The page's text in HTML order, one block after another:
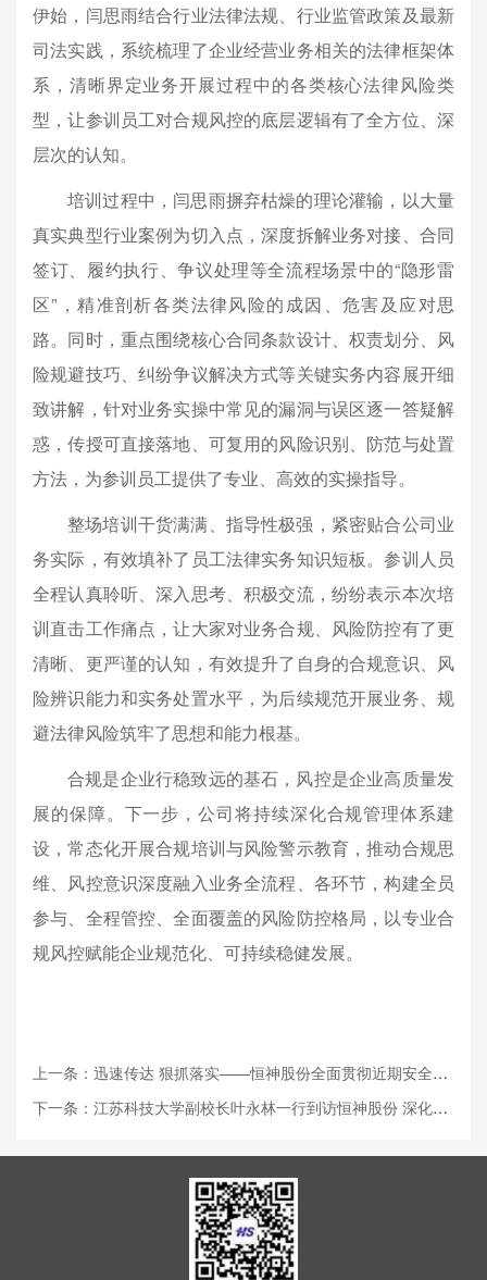
伊始，闫思雨结合行业法律法规、行业监管政策及最新
司法实践，系统梳理了企业经营业务相关的法律框架体
系，清晰界定业务开展过程中的各类核心法律风险类
型，让参训员工对合规风控的底层逻辑有了全方位、深
层次的认知。
培训过程中，闫思雨摒弃枯燥的理论灌输，以大量
真实典型行业案例为切入点，深度拆解业务对接、合同
签订、履约执行、争议处理等全流程场景中的“隐形雷
区”，精准剖析各类法律风险的成因、危害及应对思
路。同时，重点围绕核心合同条款设计、权责划分、风
险规避技巧、纠纷争议解决方式等关键实务内容展开细
致讲解，针对业务实操中常见的漏洞与误区逐一答疑解
惑，传授可直接落地、可复用的风险识别、防范与处置
方法，为参训员工提供了专业、高效的实操指导。
整场培训干货满满、指导性极强，紧密贴合公司业
务实际，有效填补了员工法律实务知识短板。参训人员
全程认真聆听、深入思考、积极交流，纷纷表示本次培
训直击工作痛点，让大家对业务合规、风险防控有了更
清晰、更严谨的认知，有效提升了自身的合规意识、风
险辨识能力和实务处置水平，为后续规范开展业务、规
避法律风险筑牢了思想和能力根基。
合规是企业行稳致远的基石，风控是企业高质量发
展的保障。下一步，公司将持续深化合规管理体系建
设，常态化开展合规培训与风险警示教育，推动合规思
维、风控意识深度融入业务全流程、各环节，构建全员
参与、全程管控、全面覆盖的风险防控格局，以专业合
规风控赋能企业规范化、可持续稳健发展。
上一条：迅速传达 狠抓落实——恒神股份全面贯彻近期安全生产会议精神
下一条：江苏科技大学副校长叶永林一行到访恒神股份 深化产教融合共谋发展